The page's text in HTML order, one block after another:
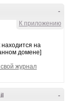
-
К приложению
на
домене]
журнал
-